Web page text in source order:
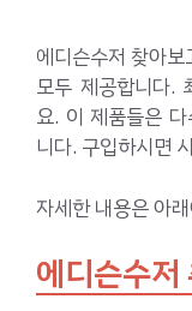
에디슨수저 찾아
모두 제공합니다.
요. 이 제품들은
니다. 구입하시면
자세한 내용은 아
에디슨수